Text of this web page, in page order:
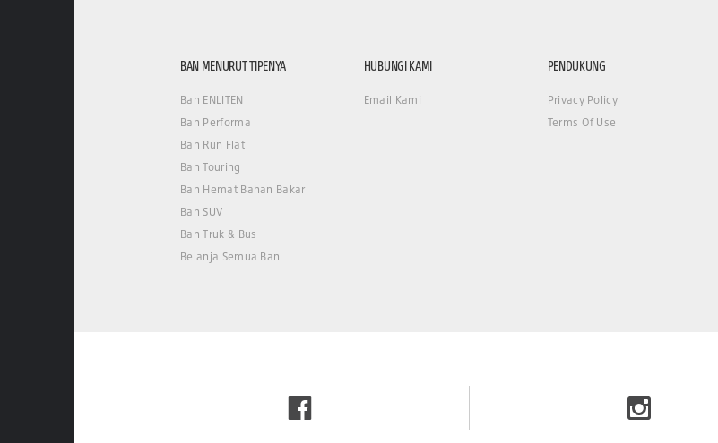
BAN MENURUT TIPENYA
Ban ENLITEN
Ban Performa
Ban Run Flat
Ban Touring
Ban Hemat Bahan Bakar
Ban SUV
Ban Truk & Bus
Belanja Semua Ban
HUBUNGI KAMI
Email Kami
PENDUKUNG
Privacy Policy
Terms Of Use